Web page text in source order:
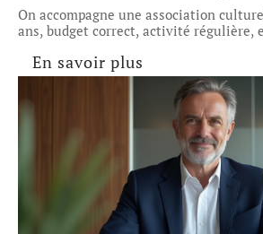
On accompagne une association
ans, budget correct, activité régulière,
En savoir plus